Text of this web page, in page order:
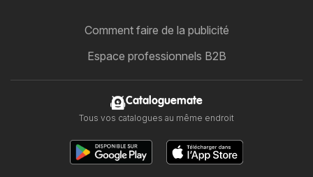
Comment faire de la publicité
Espace professionnels B2B
Cataloguemate
Tous vos catalogues au même endroit